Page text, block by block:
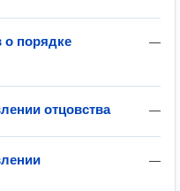
—
о порядке
—
отцовства
—